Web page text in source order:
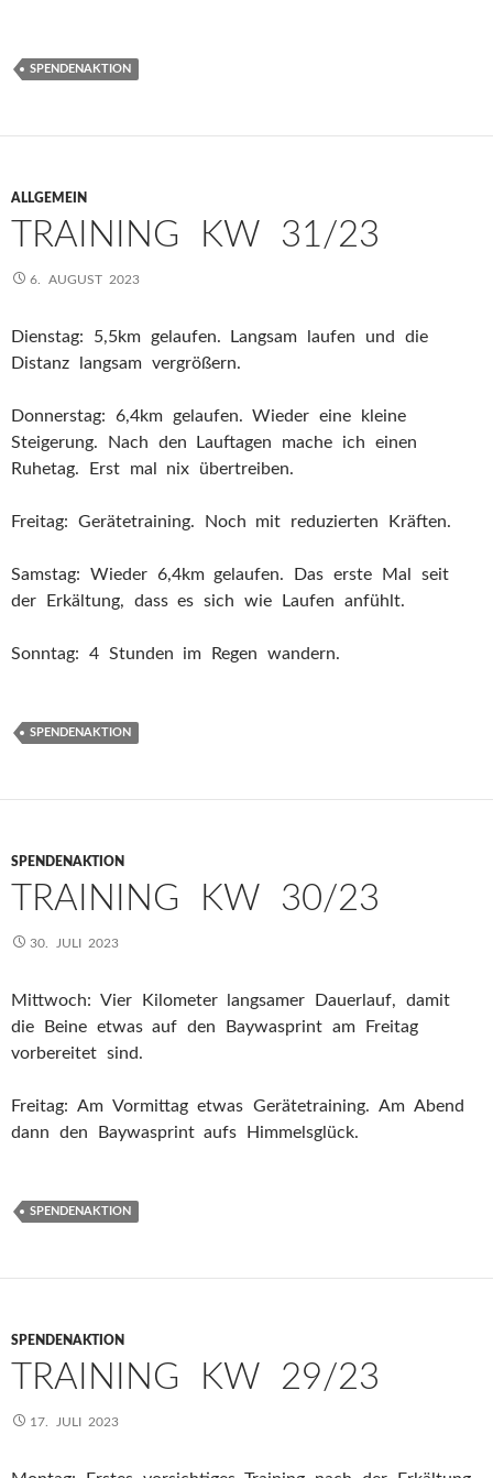
SPENDENAKTION
ALLGEMEIN
TRAINING KW 31/23
6. AUGUST 2023
Dienstag: 5,5km gelaufen. Langsam laufen und die
Distanz langsam vergrößern.
Donnerstag: 6,4km gelaufen. Wieder eine kleine
Steigerung. Nach den Lauftagen mache ich einen
Ruhetag. Erst mal nix übertreiben.
Freitag: Gerätetraining. Noch mit reduzierten Kräften.
Samstag: Wieder 6,4km gelaufen. Das erste Mal seit
der Erkältung, dass es sich wie Laufen anfühlt.
Sonntag: 4 Stunden im Regen wandern.
SPENDENAKTION
SPENDENAKTION
TRAINING KW 30/23
30. JULI 2023
Mittwoch: Vier Kilometer langsamer Dauerlauf, damit
die Beine etwas auf den Baywasprint am Freitag
vorbereitet sind.
Freitag: Am Vormittag etwas Gerätetraining. Am Abend
dann den Baywasprint aufs Himmelsglück.
SPENDENAKTION
SPENDENAKTION
TRAINING KW 29/23
17. JULI 2023